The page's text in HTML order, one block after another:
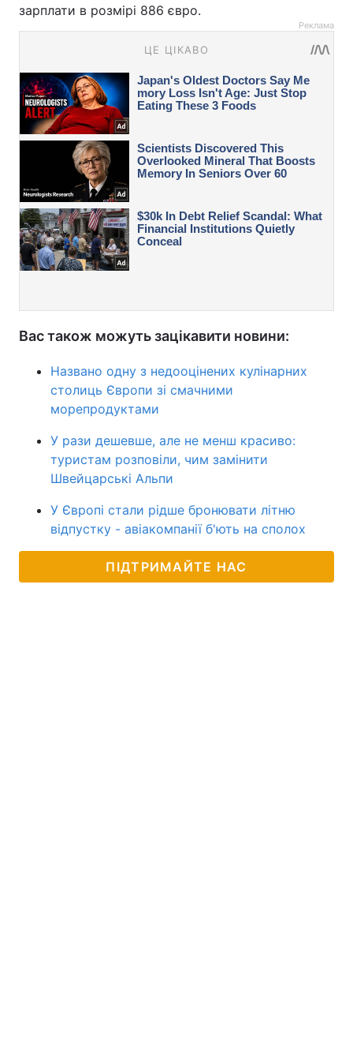
зарплати в розмірі 886 євро.
Реклама
Вас також можуть зацікавити новини:
Названо одну з недооцінених кулінарних
столиць Європи зі смачними
морепродуктами
У рази дешевше, але не менш красиво:
туристам розповіли, чим замінити
Швейцарські Альпи
У Європі стали рідше бронювати літню
відпустку - авіакомпанії б'ють на сполох
ПІДТРИМАЙТЕ НАС